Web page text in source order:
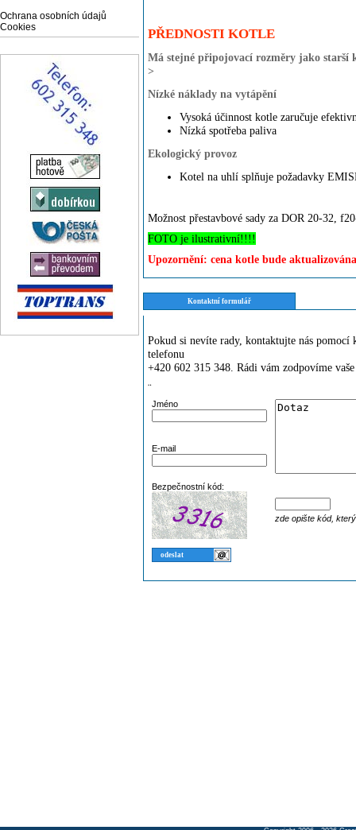
Ochrana osobních údajů
Cookies
PŘEDNOSTI KOTLE
Má stejné připojovací rozměry jako starší
>
Nízké náklady na vytápění
Vysoká účinnost kotle zaručuje
Nízká spotřeba paliva
Ekologický provoz
Kotel na uhlí splňuje požadavky
Možnost přestavbové sady za DOR 20-32,
FOTO je ilustrativní!!!!
Upozornění: cena kotle bude
Kontaktní formulář
Pokud si nevíte rady, kontaktujte nás
telefonu
+420 602 315 348. Rádi vám zodpovíme
¨
Jméno
E-mail
Bezpečnostní kód:
zde opište kód,